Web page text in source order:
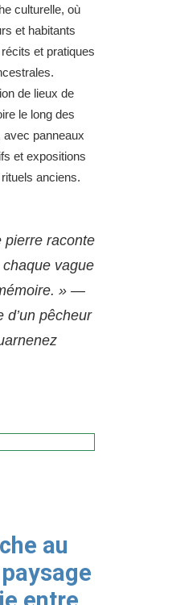
culturelle, où
et habitants
et pratiques
de lieux de
le long des
avec panneaux
et expositions
anciens.
pierre raconte
vague
» —
d’un pêcheur
au